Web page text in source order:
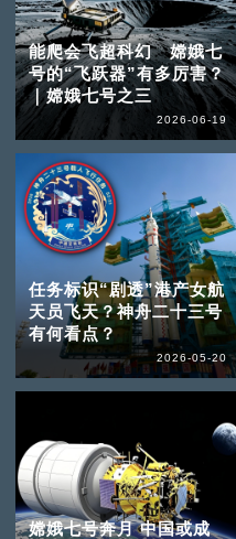
能爬会飞超科幻 嫦娥七
号的“飞跃器”有多厉害？
｜嫦娥七号之三
2026-06-19
任务标识“剧透”港产女航
天员飞天？神舟二十三号
有何看点？
2026-05-20
嫦娥七号奔月 中国或成